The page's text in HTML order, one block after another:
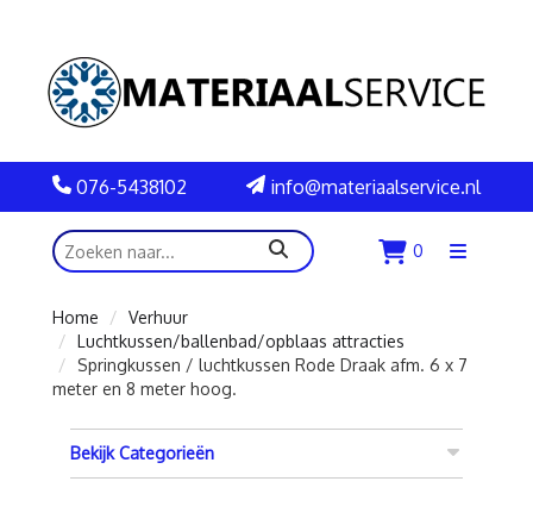
076-5438102 info@materiaalservice.nl
zoeken 0
Menu
Home
Verhuur
Luchtkussen/ballenbad/opblaas attracties
Springkussen / luchtkussen Rode Draak afm. 6 x 7
meter en 8 meter hoog.
Bekijk Categorieën